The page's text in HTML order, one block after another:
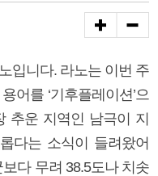
입니다. 라노는 이번 주
어를 ‘기후플레이션’으
추운 지역인 남극이 지
다는 소식이 들려왔어
다 무려 38.5도나 치솟